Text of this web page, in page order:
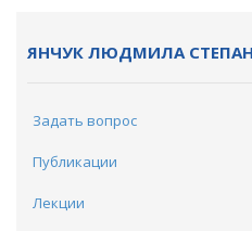
ЯНЧУК ЛЮДМИЛА
Задать вопрос
Публикации
Лекции